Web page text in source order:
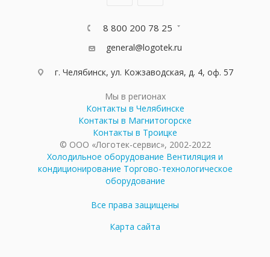
8 800 200 78 25
general@logotek.ru
г. Челябинск, ул. Кожзаводская, д. 4, оф. 57
Мы в регионах
Контакты в Челябинске
Контакты в Магнитогорске
Контакты в Троицке
© ООО «Логотек-сервис», 2002-2022
Холодильное оборудование Вентиляция и
кондиционирование Торгово-технологическое
оборудование
Все права защищены
Карта сайта